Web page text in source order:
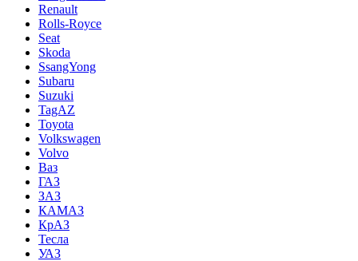
Renault
Rolls-Royce
Seat
Skoda
SsangYong
Subaru
Suzuki
TagAZ
Toyota
Volkswagen
Volvo
Ваз
ГАЗ
ЗАЗ
КАМАЗ
КрАЗ
Тесла
УАЗ